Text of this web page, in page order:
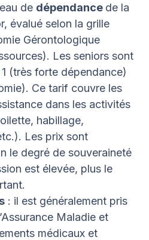
de dépendance de la
évalué selon la grille
Gérontologique
Les seniors sont
1 (très forte dépendance)
Ce tarif couvre les
dans les activités
habillage,
Les prix sont
le degré de souveraineté
est élevée, plus le
: il est généralement pris
Maladie et
médicaux et